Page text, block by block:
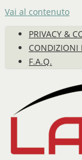
Vai al contenuto
PRIVACY &
CONDIZIONI
F.A.Q.